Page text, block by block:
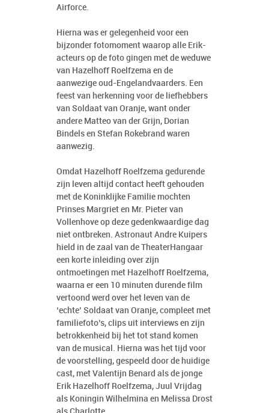
Airforce.
Hierna was er gelegenheid voor een
bijzonder fotomoment waarop alle Erik-
acteurs op de foto gingen met de weduwe
van Hazelhoff Roelfzema en de
aanwezige oud-Engelandvaarders. Een
feest van herkenning voor de liefhebbers
van Soldaat van Oranje, want onder
andere Matteo van der Grijn, Dorian
Bindels en Stefan Rokebrand waren
aanwezig.
Omdat Hazelhoff Roelfzema gedurende
zijn leven altijd contact heeft gehouden
met de Koninklijke Familie mochten
Prinses Margriet en Mr. Pieter van
Vollenhove op deze gedenkwaardige dag
niet ontbreken. Astronaut Andre Kuipers
hield in de zaal van de TheaterHangaar
een korte inleiding over zijn
ontmoetingen met Hazelhoff Roelfzema,
waarna er een 10 minuten durende film
vertoond werd over het leven van de
‘echte’ Soldaat van Oranje, compleet met
familiefoto’s, clips uit interviews en zijn
betrokkenheid bij het tot stand komen
van de musical. Hierna was het tijd voor
de voorstelling, gespeeld door de huidige
cast, met Valentijn Benard als de jonge
Erik Hazelhoff Roelfzema, Juul Vrijdag
als Koningin Wilhelmina en Melissa Drost